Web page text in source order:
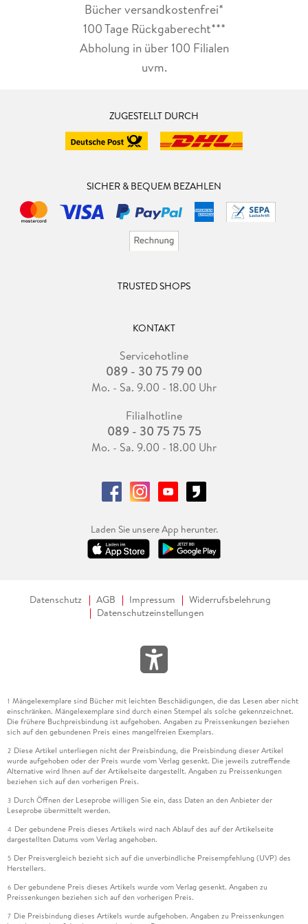
Bücher versandkostenfrei*
100 Tage Rückgaberecht***
Abholung in über 100 Filialen
uvm.
ZUGESTELLT DURCH
SICHER & BEQUEM BEZAHLEN
TRUSTED SHOPS
KONTAKT
Servicehotline
089 - 30 75 79 00
Mo. - Sa. 9.00 - 18.00 Uhr
Filialhotline
089 - 30 75 75 75
Mo. - Sa. 9.00 - 18.00 Uhr
Laden Sie unsere App herunter.
Datenschutz AGB Impressum
Widerrufsbelehrung
Datenschutzeinstellungen
1 Mängelexemplare sind Bücher mit leichten Beschädigungen, die das Lesen aber nicht
einschränken. Mängelexemplare sind durch einen Stempel als solche gekennzeichnet.
Die frühere Buchpreisbindung ist aufgehoben. Angaben zu Preissenkungen beziehen
sich auf den gebundenen Preis eines mangelfreien Exemplars.
2 Diese Artikel unterliegen nicht der Preisbindung, die Preisbindung dieser Artikel
wurde aufgehoben oder der Preis wurde vom Verlag gesenkt. Die jeweils zutreffende
Alternative wird Ihnen auf der Artikelseite dargestellt. Angaben zu Preissenkungen
beziehen sich auf den vorherigen Preis.
3 Durch Öffnen der Leseprobe willigen Sie ein, dass Daten an den Anbieter der
Leseprobe übermittelt werden.
4 Der gebundene Preis dieses Artikels wird nach Ablauf des auf der Artikelseite
dargestellten Datums vom Verlag angehoben.
5 Der Preisvergleich bezieht sich auf die unverbindliche Preisempfehlung (UVP) des
Herstellers.
6 Der gebundene Preis dieses Artikels wurde vom Verlag gesenkt. Angaben zu
Preissenkungen beziehen sich auf den vorherigen Preis.
7 Die Preisbindung dieses Artikels wurde aufgehoben. Angaben zu Preissenkungen